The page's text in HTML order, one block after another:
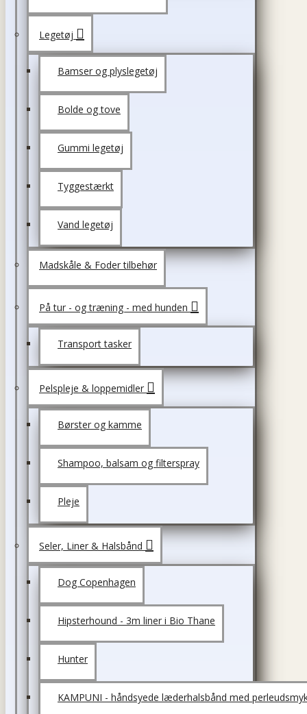
Legetøj
Bamser og plyslegetøj
Bolde og tove
Gummi legetøj
Tyggestærkt
Vand legetøj
Madskåle & Foder tilbehør
På tur - og træning - med hunden
Transport tasker
Pelspleje & loppemidler
Børster og kamme
Shampoo, balsam og filterspray
Pleje
Seler, Liner & Halsbånd
Dog Copenhagen
Hipsterhound - 3m liner i Bio Thane
Hunter
KAMPUNI - håndsyede læderhalsbånd med